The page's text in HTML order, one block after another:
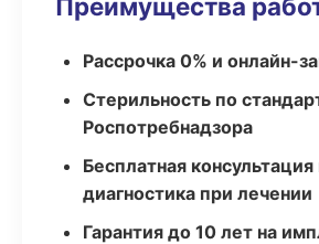
Преимущества
Рассрочка 0% и онлайн-
Стерильность по
Роспотребнадзора
Бесплатная консультация
диагностика при лечении
Гарантия до 10 лет на